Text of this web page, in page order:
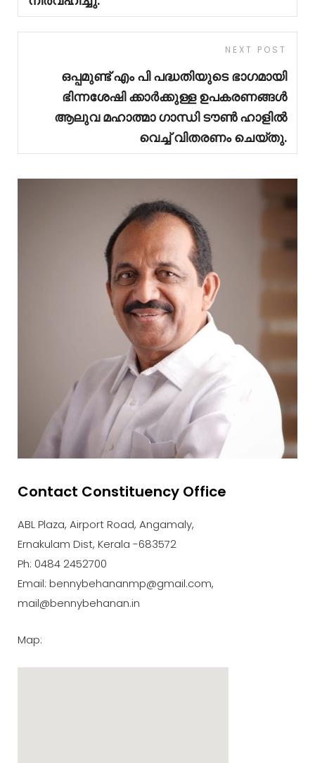
NEXT POST
ഒപ്പമുണ്ട് എം പി പദ്ധതിയുടെ ഭാഗമായി
ഭിന്നശേഷി ക്കാർക്കുള്ള ഉപകരണങ്ങൾ
ആലുവ മഹാത്മാ ഗാന്ധി ടൗൺ ഹാളിൽ
വെച്ച് വിതരണം ചെയ്തു.
Contact Constituency Office
ABL Plaza, Airport Road, Angamaly,
Ernakulam Dist, Kerala -683572
Ph: 0484 2452700
Email: bennybehananmp@gmail.com,
mail@bennybehanan.in
Map: